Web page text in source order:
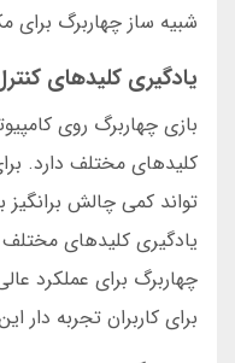
شبیه ساز چهاربرگ برای
یادگیری کلیدهای
بازی چهاربرگ روی
کلیدهای مختلف دارد.
تواند کمی چالش
یادگیری کلیدهای
چهاربرگ برای عملکرد
برای کاربران تجربه